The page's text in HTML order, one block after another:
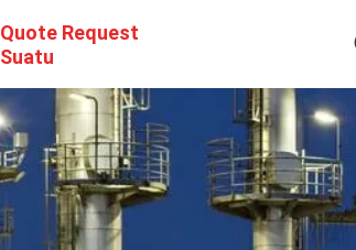
Quote Request
Suatu